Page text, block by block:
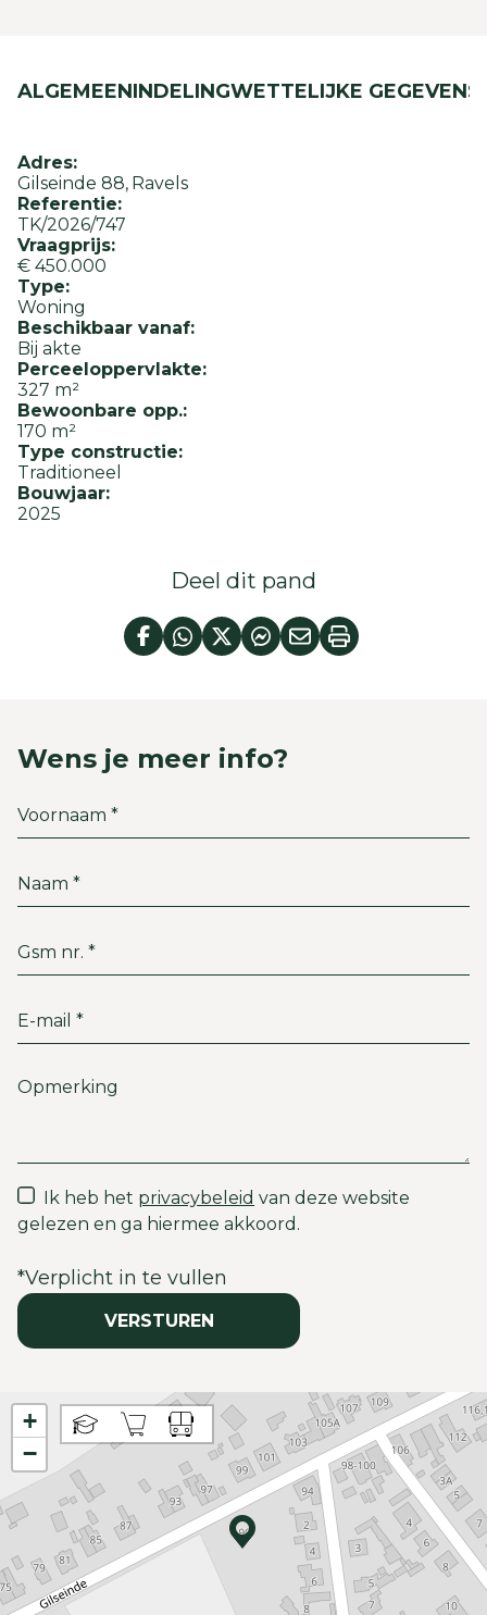
ALGEMEENINDELINGWETTELIJKE GEGEVENS
Adres:
Gilseinde 88 Ravels
Referentie:
TK/2026/747
Vraagprijs:
€ 450.000
Type:
Woning
Beschikbaar vanaf:
Bij akte
Perceeloppervlakte:
327 m²
Bewoonbare opp.:
170 m²
Type constructie:
Traditioneel
Bouwjaar:
2025
Deel dit pand
Wens je meer info?
Ik heb het privacybeleid van deze website
gelezen en ga hiermee akkoord.
*Verplicht in te vullen
VERSTUREN
+
−